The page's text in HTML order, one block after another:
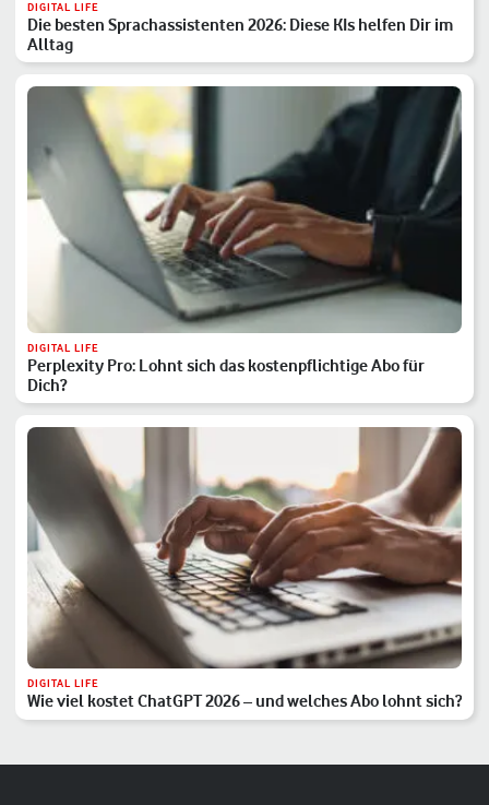
DIGITAL LIFE
Die besten Sprachassistenten 2026: Diese KIs helfen Dir im
Alltag
DIGITAL LIFE
Perplexity Pro: Lohnt sich das kostenpflichtige Abo für
Dich?
DIGITAL LIFE
Wie viel kostet ChatGPT 2026 – und welches Abo lohnt sich?